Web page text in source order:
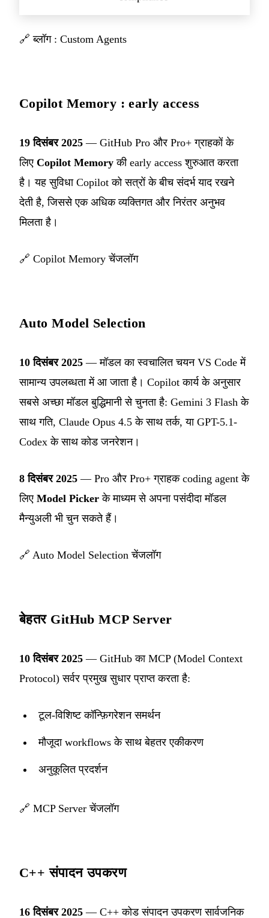
🔗ब्लॉग : Custom Agents
Copilot Memory : early access
19 दिसंबर 2025 — GitHub Pro और Pro+ ग्राहकों के
लिए Copilot Memory की early access शुरुआत करता
है। यह सुविधा Copilot को सत्रों के बीच संदर्भ याद रखने
देती है, जिससे एक अधिक व्यक्तिगत और निरंतर अनुभव
मिलता है।
🔗 Copilot Memory चेंजलॉग
Auto Model Selection
10 दिसंबर 2025 — मॉडल का स्वचालित चयन VS Code में
सामान्य उपलब्धता में आ जाता है। Copilot कार्य के अनुसार
सबसे अच्छा मॉडल बुद्धिमानी से चुनता है: Gemini 3 Flash के
साथ गति, Claude Opus 4.5 के साथ तर्क, या GPT-5.1-
Codex के साथ कोड जनरेशन।
8 दिसंबर 2025 — Pro और Pro+ ग्राहक coding agent के
लिए Model Picker के माध्यम से अपना पसंदीदा मॉडल
मैन्युअली भी चुन सकते हैं।
🔗 Auto Model Selection चेंजलॉग
बेहतर GitHub MCP Server
10 दिसंबर 2025 — GitHub का MCP (Model Context
Protocol) सर्वर प्रमुख सुधार प्राप्त करता है:
टूल-विशिष्ट कॉन्फ़िगरेशन समर्थन
मौजूदा workflows के साथ बेहतर एकीकरण
अनुकूलित प्रदर्शन
🔗 MCP Server चेंजलॉग
C++ संपादन उपकरण
16 दिसंबर 2025 — C++ कोड संपादन उपकरण सार्वजनिक